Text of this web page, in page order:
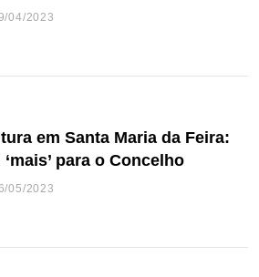
do Feirense
04/2023
em Santa Maria da Feira:
‘mais’ para o Concelho
05/2023